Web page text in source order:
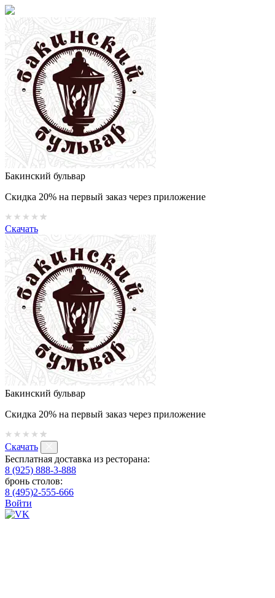
Бакинский бульвар
Скидка 20% на первый заказ через приложение
Скачать
Бакинский бульвар
Скидка 20% на первый заказ через приложение
Скачать
Бесплатная доставка из ресторана:
8 (925) 888-3-888
бронь столов:
8 (495)2-555-666
Войти